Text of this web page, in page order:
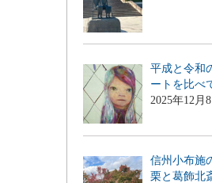
平成と令和
ートを比べ
2025年12月8
信州小布施
栗と葛飾北